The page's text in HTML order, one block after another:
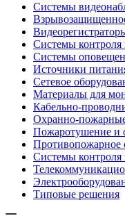
Системы
Системы контроля
Системы
Источники
Сетевое
Материалы для
Кабельно-
Охранно-
Пожаротушение и
Противопожарное
Системы контроля
Типовые решения